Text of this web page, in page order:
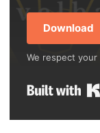
Download
We respect